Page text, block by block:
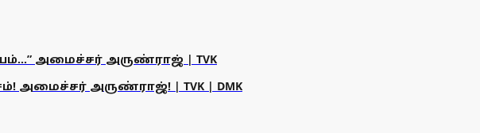
அமைச்சர் அருண்ராஜ் | TVK
அமைச்சர் அருண்ராஜ்! | TVK | DMK